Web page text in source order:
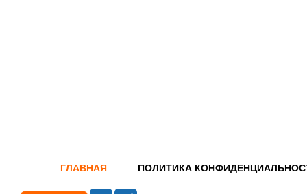
ГЛАВНАЯ ПОЛИТИКА